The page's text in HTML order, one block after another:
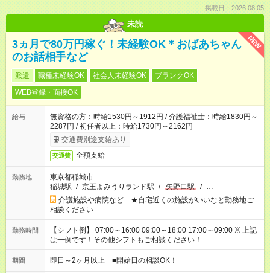
掲載日：2026.08.05
未読
NEW
3ヵ月で80万円稼ぐ！未経験OK＊おばあちゃん
のお話相手など
派遣 職種未経験OK 社会人未経験OK
ブランクOK
WEB登録・面接OK
給与
無資格の方：時給1530円～1912円 / 介護福祉士：時給1830円～
2287円 / 初任者以上：時給1730円～2162円
交通費別途支給あり
交通費 全額支給
勤務地
東京都稲城市
稲城駅 / 京王よみうりランド駅 / 矢野口駅 / …
介護施設や病院など ★自宅近くの施設がいいなど勤務地ご
相談ください
勤務時間
【シフト例】 07:00～16:00 09:00～18:00 17:00～09:00 ※ 上記
は一例です！その他シフトもご相談ください！
期間 即日～2ヶ月以上 ■開始日の相談OK！